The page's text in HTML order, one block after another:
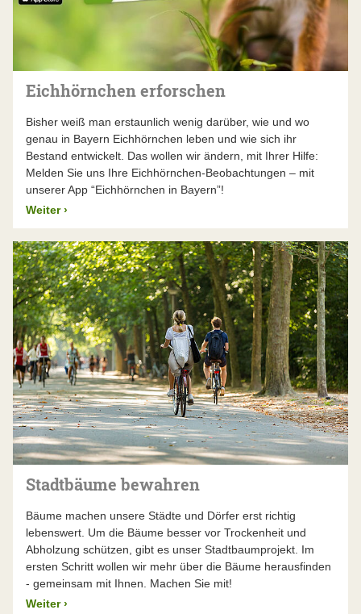
Eichhörnchen erforschen
Bisher weiß man erstaunlich wenig darüber, wie und wo
genau in Bayern Eichhörnchen leben und wie sich ihr
Bestand entwickelt. Das wollen wir ändern, mit Ihrer Hilfe:
Melden Sie uns Ihre Eichhörnchen-Beobachtungen – mit
unserer App “Eichhörnchen in Bayern”!
Weiter ›
Stadtbäume bewahren
Bäume machen unsere Städte und Dörfer erst richtig
lebenswert. Um die Bäume besser vor Trockenheit und
Abholzung schützen, gibt es unser Stadtbaumprojekt. Im
ersten Schritt wollen wir mehr über die Bäume herausfinden
- gemeinsam mit Ihnen. Machen Sie mit!
Weiter ›